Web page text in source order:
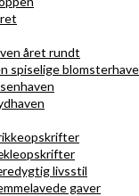
året rundt
spiselige blomsterhave
livsstil
gaver